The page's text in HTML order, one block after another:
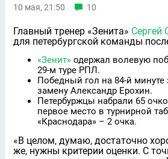
10 мая, 21:50 10
Главный тренер «Зенита» Сергей
для петербургской команды
«Зенит» одержал волевую
29-м туре РПЛ.
Победный гол на 84-й
замену Александр Ерохин.
Петербуржцы набрали 65
первое место в турнирной
«Краснодара» – 2 очка.
«В целом, думаю, достаточно
же, нужны критерии оценки. С